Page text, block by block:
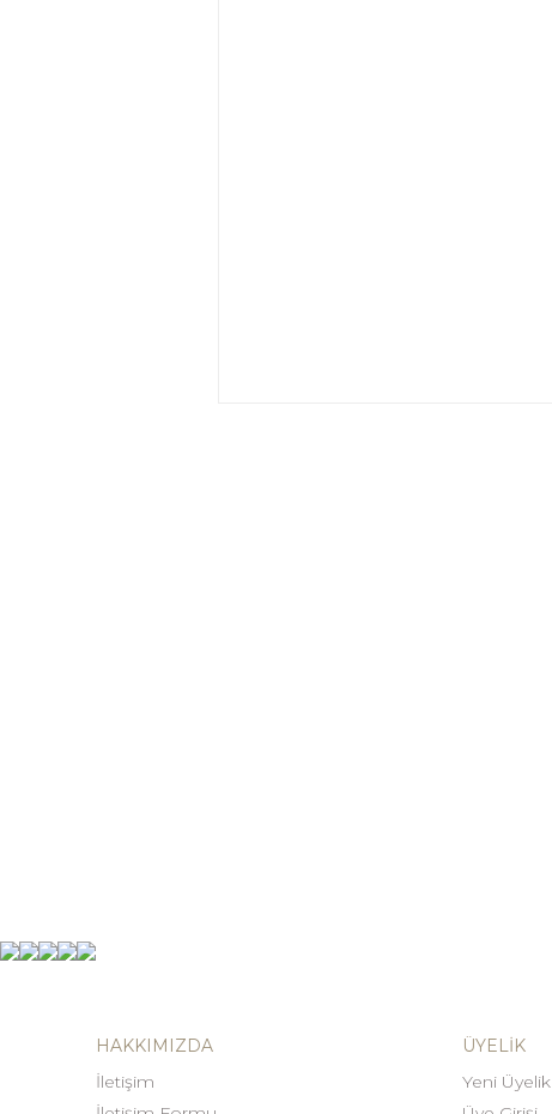
HAKKIMIZDA
İletişim
ÜYELIK
Yeni Üyelik